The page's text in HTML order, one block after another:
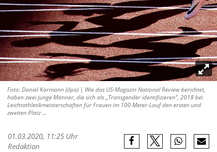
Foto: Daniel Karmann (dpa) | Wie das US-Magazin National Review berichtet,
haben zwei junge Männer, die sich als „Transgender identifizieren“, 2018 bei
Leichtathletikmeisterschaften für Frauen im 100 Meter-Lauf den ersten und
zweiten Platz ...
01.03.2020, 11:25 Uhr
Redaktion